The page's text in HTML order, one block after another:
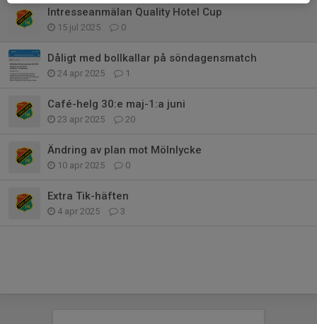
Intresseanmälan Quality Hotel Cup
15 jul 2025 0
Dåligt med bollkallar på söndagensmatch
24 apr 2025 1
Café-helg 30:e maj-1:a juni
23 apr 2025 20
Ändring av plan mot Mölnlycke
10 apr 2025 0
Extra Tik-häften
4 apr 2025 3